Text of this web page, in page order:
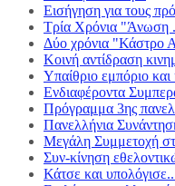
Εισήγηση για τους
Τρία Χρόνια "Άνωση
Δύο χρόνια "Κάστρο
Κοινή αντίδραση
Υπαίθριο εμπόριο και
Ενδιαφέροντα
Πρόγραμμα 3ης
Πανελλήνια
Μεγάλη Συμμετοχή
Συν-κίνηση
Κάτσε και